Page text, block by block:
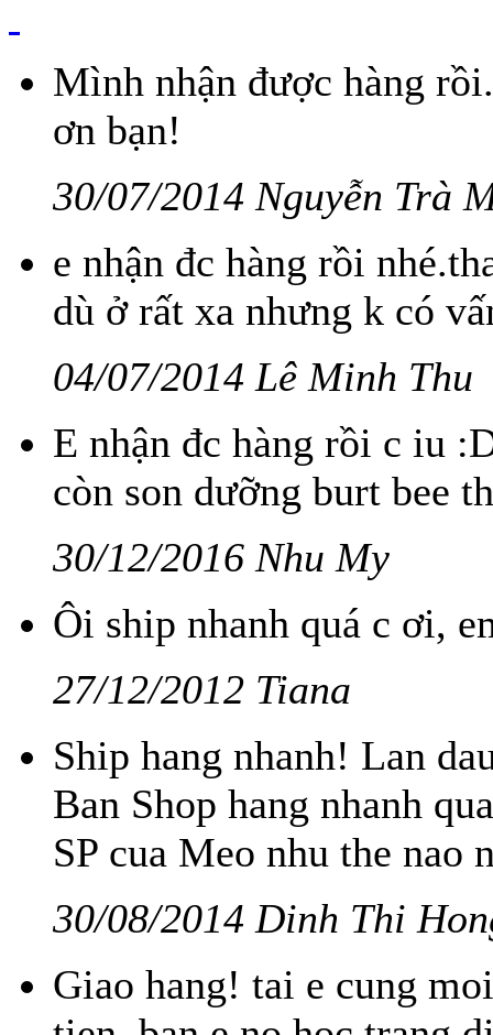
Mình nhận được hàng
ơn bạn!
30/07/2014 Nguyễn Trà
e nhận đc hàng rồi
dù ở rất xa nhưng k có
04/07/2014 Lê Minh Thu
E nhận đc hàng rồi c iu
còn son dưỡng burt bee
30/12/2016 Nhu My
Ôi ship nhanh quá c ơi,
27/12/2012 Tiana
Ship hang nhanh! Lan
Ban Shop hang nhanh
SP cua Meo nhu the nao
30/08/2014 Dinh Thi
Giao hang! tai e cung